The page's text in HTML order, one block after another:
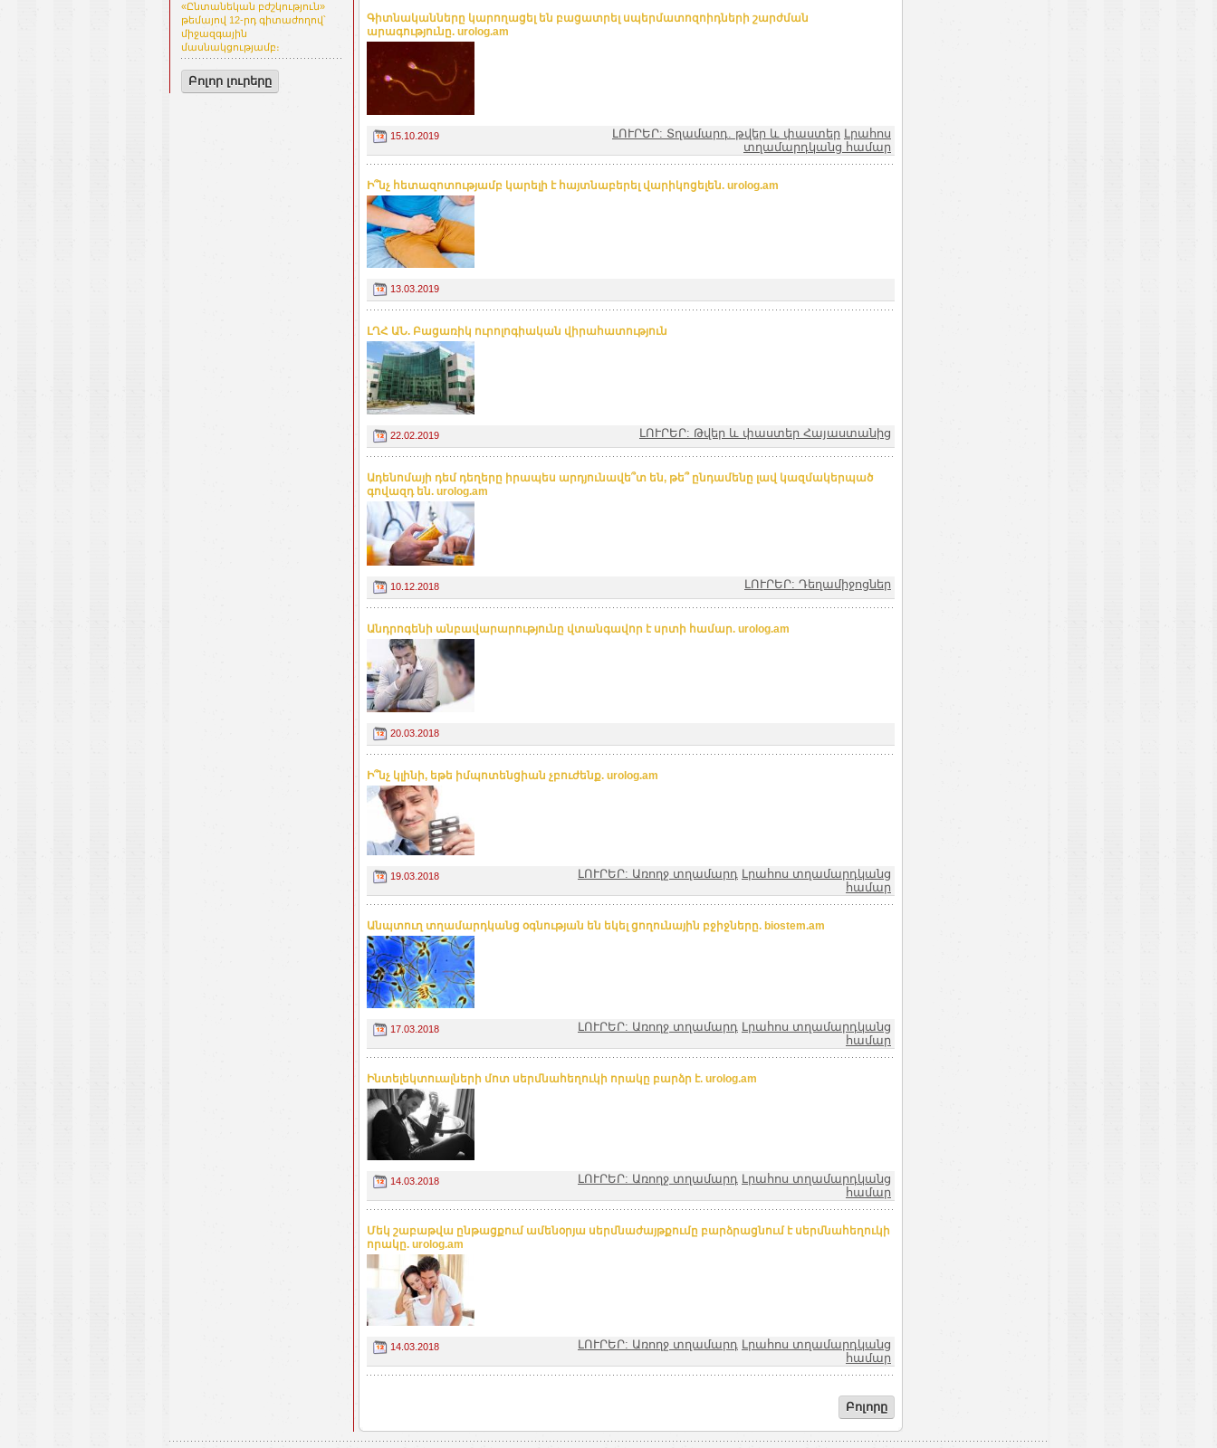
«Ընտանեկան բժշկություն»
թեմայով 12-րդ գիտաժողով՝
միջազգային
մասնակցությամբ։
Բոլոր լուրերը
Գիտնականները կարողացել են բացատրել սպերմատոզոիդների շարժման
արագությունը. urolog.am
15.10.2019 ԼՈՒՐԵՐ: Տղամարդ. թվեր և փաստեր Լրահոս
տղամարդկանց համար
Ի՞նչ հետազոտությամբ կարելի է հայտնաբերել վարիկոցելեն. urolog.am
13.03.2019
ԼՂՀ ԱՆ. Բացառիկ ուրոլոգիական վիրահատություն
22.02.2019 ԼՈՒՐԵՐ: Թվեր և փաստեր Հայաստանից
Ադենոմայի դեմ դեղերը իրապես արդյունավե՞տ են, թե՞ ընդամենը լավ կազմակերպած
գովազդ են. urolog.am
10.12.2018 ԼՈՒՐԵՐ: Դեղամիջոցներ
Անդրոգենի անբավարարությունը վտանգավոր է սրտի համար. urolog.am
20.03.2018
Ի՞նչ կլինի, եթե իմպոտենցիան չբուժենք. urolog.am
19.03.2018 ԼՈՒՐԵՐ: Առողջ տղամարդ Լրահոս տղամարդկանց
համար
Անպտուղ տղամարդկանց օգնության են եկել ցողունային բջիջները. biostem.am
17.03.2018 ԼՈՒՐԵՐ: Առողջ տղամարդ Լրահոս տղամարդկանց
համար
Ինտելեկտուալների մոտ սերմնահեղուկի որակը բարձր է. urolog.am
14.03.2018 ԼՈՒՐԵՐ: Առողջ տղամարդ Լրահոս տղամարդկանց
համար
Մեկ շաբաթվա ընթացքում ամենօրյա սերմնաժայթքումը բարձրացնում է սերմնահեղուկի
որակը. urolog.am
14.03.2018 ԼՈՒՐԵՐ: Առողջ տղամարդ Լրահոս տղամարդկանց
համար
Բոլորը